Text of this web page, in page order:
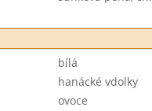
bílá
hanácké vdolky
ovoce